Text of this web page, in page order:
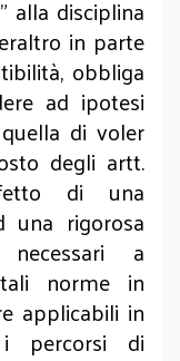
alla disciplina
in parte
obbliga
ad ipotesi
di voler
degli artt.
di una
una rigorosa
a
norme in
applicabili in
percorsi di